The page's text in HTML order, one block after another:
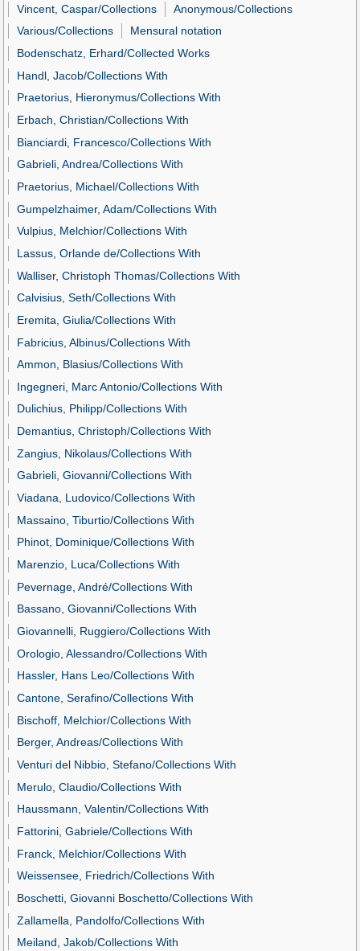
Vincent, Caspar/Collections
Anonymous/Collections
Various/Collections
Mensural notation
Bodenschatz, Erhard/Collected Works
Handl, Jacob/Collections With
Praetorius, Hieronymus/Collections With
Erbach, Christian/Collections With
Bianciardi, Francesco/Collections With
Gabrieli, Andrea/Collections With
Praetorius, Michael/Collections With
Gumpelzhaimer, Adam/Collections With
Vulpius, Melchior/Collections With
Lassus, Orlande de/Collections With
Walliser, Christoph Thomas/Collections With
Calvisius, Seth/Collections With
Eremita, Giulia/Collections With
Fabricius, Albinus/Collections With
Ammon, Blasius/Collections With
Ingegneri, Marc Antonio/Collections With
Dulichius, Philipp/Collections With
Demantius, Christoph/Collections With
Zangius, Nikolaus/Collections With
Gabrieli, Giovanni/Collections With
Viadana, Ludovico/Collections With
Massaino, Tiburtio/Collections With
Phinot, Dominique/Collections With
Marenzio, Luca/Collections With
Pevernage, André/Collections With
Bassano, Giovanni/Collections With
Giovannelli, Ruggiero/Collections With
Orologio, Alessandro/Collections With
Hassler, Hans Leo/Collections With
Cantone, Serafino/Collections With
Bischoff, Melchior/Collections With
Berger, Andreas/Collections With
Venturi del Nibbio, Stefano/Collections With
Merulo, Claudio/Collections With
Haussmann, Valentin/Collections With
Fattorini, Gabriele/Collections With
Franck, Melchior/Collections With
Weissensee, Friedrich/Collections With
Boschetti, Giovanni Boschetto/Collections With
Zallamella, Pandolfo/Collections With
Meiland, Jakob/Collections With